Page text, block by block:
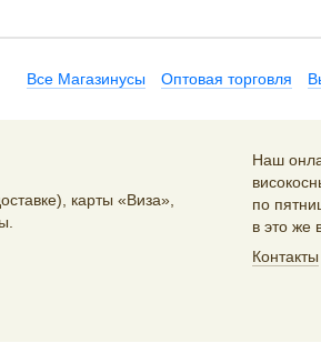
Все Магазинусы Оптовая торговля
карты «Виза»,
Наш
по
в это же
Контакты